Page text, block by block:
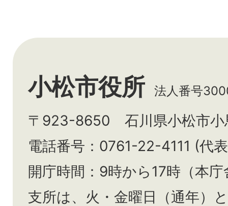
小松市役所 法人番号
〒923-8650 石川県小松市小
電話番号：0761-22-4111 (代
開庁時間：9時から17時（本
支所は、火・金曜日（通年）と